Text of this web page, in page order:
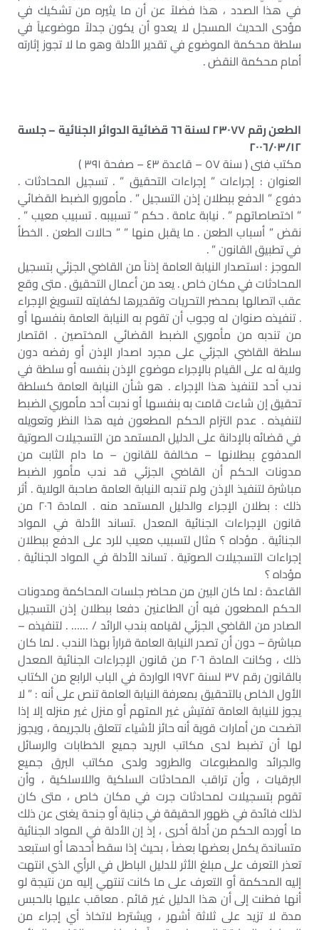
في هذا الصدد ، هذا فضلاً عن أن ما يثيره من تشكيك في
مؤدى الحديث المسجل لا يعدو أن يكون جدلاً موضوعياً في
سلطة محكمة الموضوع في تقدير الأدلة وهو ما لا تجوز إثارته
أمام محكمة النقض .
الطعن رقم ٢٣٠٧٧ لسنة ٦٦ قضائية الدوائر الجنائية – جلسة
٢٠٠٦/٠٣/١٢
مكتب فنى ( سنة ٥٧ – قاعدة ٤٣ – صفحة ٣٩١ )
العنوان : إجراءات ” إجراءات التحقيق ” . تسجيل المحادثات .
دفوع ” الدفع ببطلان إذن التسجيل ” . مأمورو الضبط القضائي
” اختصاصاتهم ” . نيابة عامة . حكم ” تسبيبه . تسبيب معيب ” .
نقض ” أسباب الطعن . ما يقبل منها ” ” حالات الطعن . الخطأ
في تطبيق القانون ” .
الموجز : استصدار النيابة العامة إذناً من القاضي الجزئي بتسجيل
المحادثات في مكان خاص . يعد من أعمال التحقيق . متى وقع
عقب اتصالها بمحضر التحريات وتقديرها لكفايته لتسويغ الإجراء
. تنفيذه صنوان له وجوب أن تقوم به النيابة العامة بنفسها أو
من تندبه من مأموري الضبط القضائي المختصين . اقتصار
سلطة القاضي الجزئي على مجرد اصدار الإذن أو رفضه دون
ولاية له على القيام بالإجراء موضوع الإذن بنفسه أو سلطة في
ندب أحد لتنفيذ هذا الإجراء . هو شأن النيابة العامة كسلطة
تحقيق إن شاءت قامت به بنفسها أو ندبت أحد مأموري الضبط
لتنفيذه . عدم التزام الحكم المطعون فيه هذا النظر وتعويله
في قضائه بالإدانة على الدليل المستمد من التسجيلات الصوتية
المدفوع ببطلانها – مخالفة للقانون – ما دام الثابت من
مدونات الحكم أن القاضي الجزئي قد ندب مأمور الضبط
مباشرة لتنفيذ الإذن ولم تندبه النيابة العامة صاحبة الولاية . أثر
ذلك : بطلان الإجراء والدليل المستمد منه . المادة ٢٠٦ من
قانون الإجراءات الجنائية المعدل .تساند الأدلة في المواد
الجنائية . مؤداه ؟ مثال لتسبيب معيب للرد على الدفع ببطلان
إجراءات التسجيلات الصوتية . تساند الأدلة في المواد الجنائية .
مؤداه ؟
القاعدة : لما كان البين من محاضر جلسات المحاكمة ومدونات
الحكم المطعون فيه أن الطاعنين دفعا ببطلان إذن التسجيل
الصادر من القاضي الجزئي لقيامه بندب الرائد / …… . لتنفيذه –
مباشرة – دون أن تصدر النيابة العامة قراراً بهذا الندب . لما كان
ذلك ، وكانت المادة ٢٠٦ من قانون الإجراءات الجنائية المعدل
بالقانون رقم ٣٧ لسنة ١٩٧٢ الواردة في الباب الرابع من الكتاب
الأول الخاص بالتحقيق بمعرفة النيابة العامة تنص على أنه : ” لا
يجوز للنيابة العامة تفتيش غير المتهم أو منزل غير منزله إلا إذا
اتضحت من أمارات قوية أنه حائز لأشياء تتعلق بالجريمة ، ويجوز
لها أن تضبط لدى مكاتب البريد جميع الخطابات والرسائل
والجرائد والمطبوعات والطرود ولدى مكاتب البرق جميع
البرقيات ، وأن تراقب المحادثات السلكية واللاسلكية ، وأن
تقوم بتسجيلات لمحادثات جرت في مكان خاص ، متى كان
لذلك فائدة في ظهور الحقيقة في جناية أو جنحة يغنى عن ذلك
ما أورده الحكم من أدلة أخرى ، إذ إن الأدلة في المواد الجنائية
متساندة يكمل بعضها بعضاً ، بحيث إذا سقط أحدها أو استبعد
تعذر التعرف على مبلغ الأثر للدليل الباطل في الرأي الذي انتهت
إليه المحكمة أو التعرف على ما كانت تنتهي إليه من نتيجة لو
أنها فطنت إلى أن هذا الدليل غير قائم . معاقب عليها بالحبس
مدة لا تزيد على ثلاثة أشهر ، ويشترط لاتخاذ أي إجراء من